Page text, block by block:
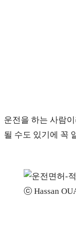
운전을 하는 사람
될 수도 있기에 꼭
ⓒ Hassan